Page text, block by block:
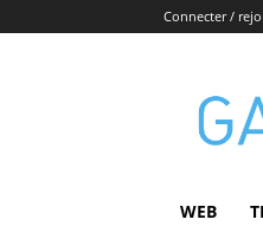
Connecter /
WEB